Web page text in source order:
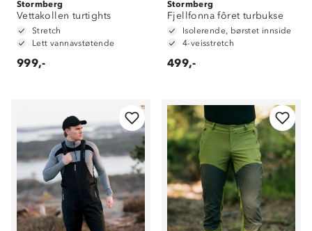
Stormberg
Vettakollen turtights
Stretch
Lett vannavstøtende
999,-
Stormberg
Fjellfonna fôret turbukse
Isolerende, børstet innside
4-veisstretch
499,-